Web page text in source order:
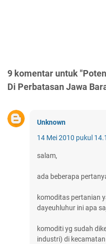
9 komentar untuk
Di Perbatasan Jawa
Unknown
14 Mei 2010 pukul
salam,
ada beberapa
komoditas pertanian
dayeuhluhur ini apa
komoditi yg sudah
industri) di